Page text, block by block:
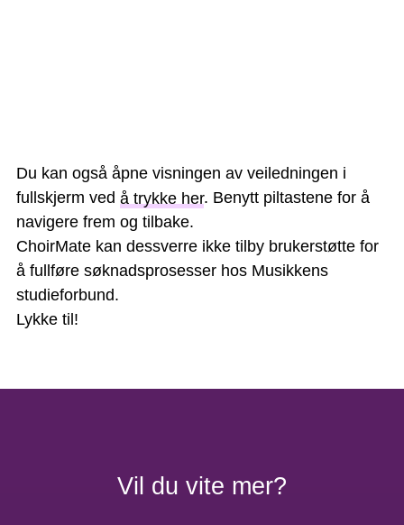
Du kan også åpne visningen av veiledningen i
fullskjerm ved å trykke her. Benytt piltastene for å
navigere frem og tilbake.
ChoirMate kan dessverre ikke tilby brukerstøtte for
å fullføre søknadsprosesser hos Musikkens
studieforbund.
Lykke til!
Vil du vite mer?